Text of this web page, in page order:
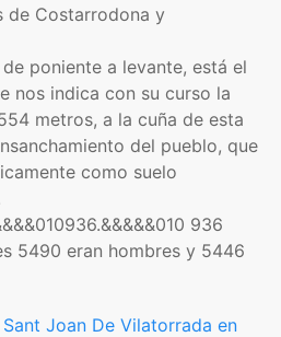
de Costarrodona y
poniente a levante, está el
nos indica con su curso la
metros, a la cuña de esta
del pueblo, que
como suelo
936
5490 eran hombres y 5446
Joan De Vilatorrada en